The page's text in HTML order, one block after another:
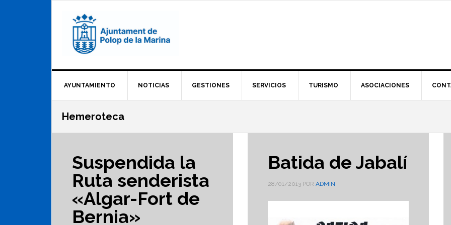
AYUNTAMIENTO NOTICIAS GESTIONES SERVICIOS TURISMO ASOCIACIONES
Hemeroteca
Suspendida la
Ruta senderista
«Algar-Fort de
Bernia»
Batida de Jabalí
28/01/2013 PORADMIN